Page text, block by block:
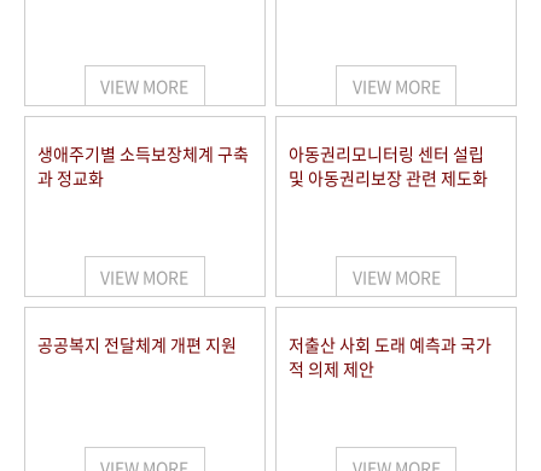
VIEW MORE VIEW MORE
생애주기별 소득보장체계 구축
과 정교화
VIEW MORE
아동권리모니터링 센터 설립
및 아동권리보장 관련 제도화
VIEW MORE
공공복지 전달체계 개편 지원
저출산 사회 도래 예측과 국가
적 의제 제안